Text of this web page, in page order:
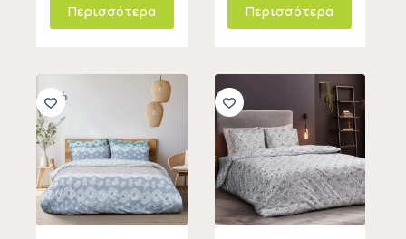
Περισσότερα Περισσότερα
-10% -10%